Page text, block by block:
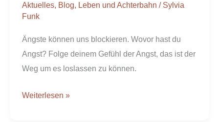
Aktuelles, Blog, Leben und Achterbahn / Sylvia
Funk
Ängste können uns blockieren. Wovor hast du
Angst? Folge deinem Gefühl der Angst, das ist der
Weg um es loslassen zu können.
Weiterlesen »